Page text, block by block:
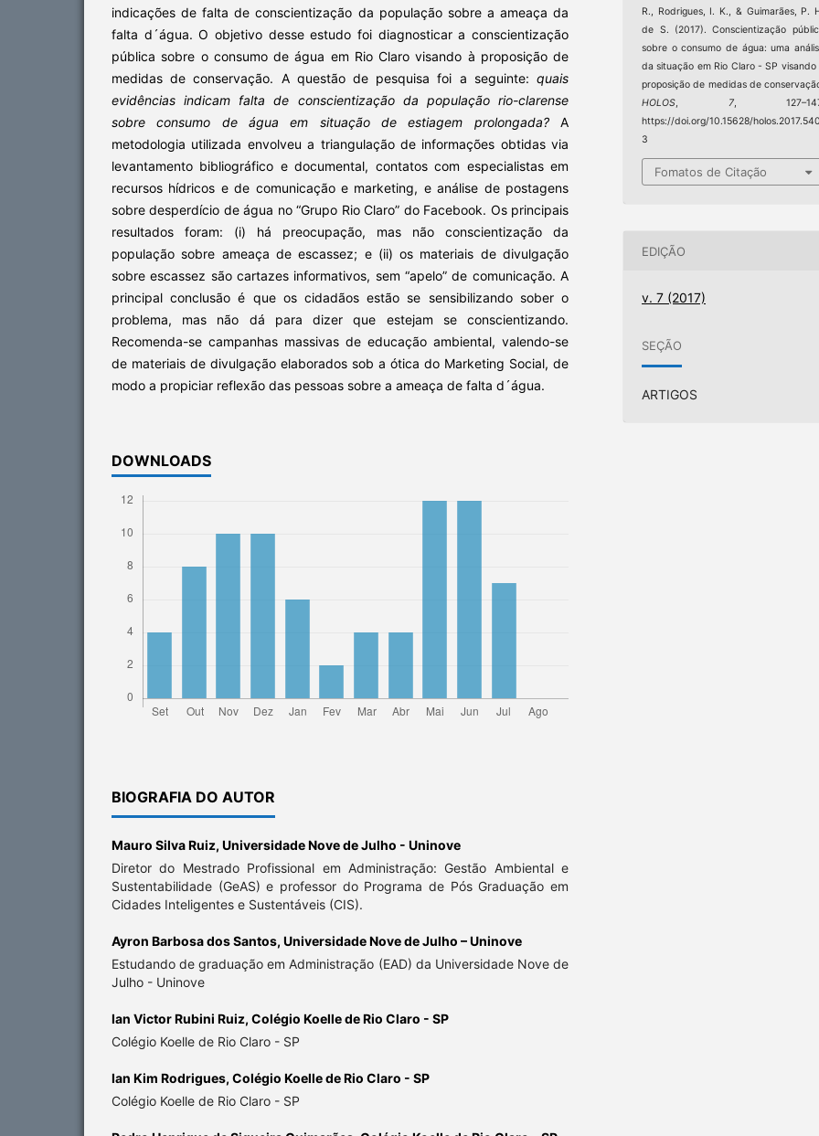
indicações de falta de conscientização da população sobre a ameaça da
falta d´água. O objetivo desse estudo foi diagnosticar a conscientização
pública sobre o consumo de água em Rio Claro visando à proposição de
medidas de conservação. A questão de pesquisa foi a seguinte: quais
evidências indicam falta de conscientização da população rio-clarense
sobre consumo de água em situação de estiagem prolongada? A
metodologia utilizada envolveu a triangulação de informações obtidas via
levantamento bibliográfico e documental, contatos com especialistas em
recursos hídricos e de comunicação e marketing, e análise de postagens
sobre desperdício de água no “Grupo Rio Claro” do Facebook. Os principais
resultados foram: (i) há preocupação, mas não conscientização da
população sobre ameaça de escassez; e (ii) os materiais de divulgação
sobre escassez são cartazes informativos, sem “apelo” de comunicação. A
principal conclusão é que os cidadãos estão se sensibilizando sober o
problema, mas não dá para dizer que estejam se conscientizando.
Recomenda-se campanhas massivas de educação ambiental, valendo-se
de materiais de divulgação elaborados sob a ótica do Marketing Social, de
modo a propiciar reflexão das pessoas sobre a ameaça de falta d´água.
DOWNLOADS
BIOGRAFIA DO AUTOR
Mauro Silva Ruiz, Universidade Nove de Julho - Uninove
Diretor do Mestrado Profissional em Administração: Gestão Ambiental e
Sustentabilidade (GeAS) e professor do Programa de Pós Graduação em
Cidades Inteligentes e Sustentáveis (CIS).
Ayron Barbosa dos Santos, Universidade Nove de Julho – Uninove
Estudando de graduação em Administração (EAD) da Universidade Nove de
Julho - Uninove
Ian Victor Rubini Ruiz, Colégio Koelle de Rio Claro - SP
Colégio Koelle de Rio Claro - SP
Ian Kim Rodrigues, Colégio Koelle de Rio Claro - SP
Colégio Koelle de Rio Claro - SP
R., Rodrigues, I. K., & Guimarães, P.
de S. (2017). Conscientização
sobre o consumo de água: uma
da situação em Rio Claro - SP visando
proposição de medidas de
HOLOS
7,
https://doi.org/10.15628/holos.2017.540
3
Fomatos de Citação
EDIÇÃO
v. 7 (2017)
SEÇÃO
ARTIGOS